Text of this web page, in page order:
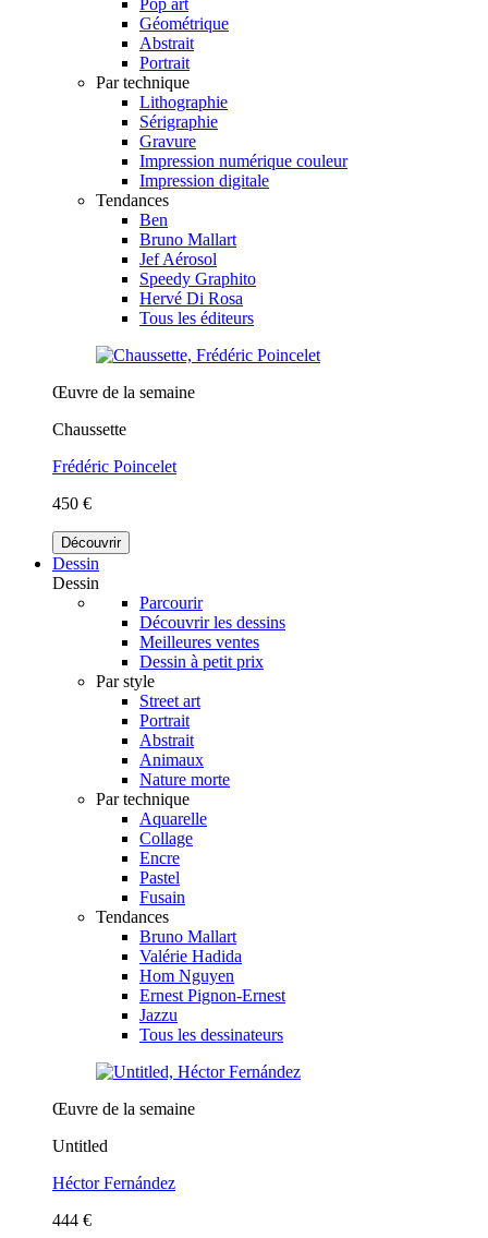
Géométrique
Abstrait
Portrait
Par technique
Lithographie
Sérigraphie
Gravure
Impression numérique couleur
Impression digitale
Tendances
Ben
Bruno Mallart
Jef Aérosol
Speedy Graphito
Hervé Di Rosa
Tous les éditeurs
Œuvre de la semaine
Chaussette
Frédéric Poincelet
450 €
Découvrir
Dessin
Dessin
Parcourir
Découvrir les dessins
Meilleures ventes
Dessin à petit prix
Par style
Street art
Portrait
Abstrait
Animaux
Nature morte
Par technique
Aquarelle
Collage
Encre
Pastel
Fusain
Tendances
Bruno Mallart
Valérie Hadida
Hom Nguyen
Ernest Pignon-Ernest
Jazzu
Tous les dessinateurs
Œuvre de la semaine
Untitled
Héctor Fernández
444 €